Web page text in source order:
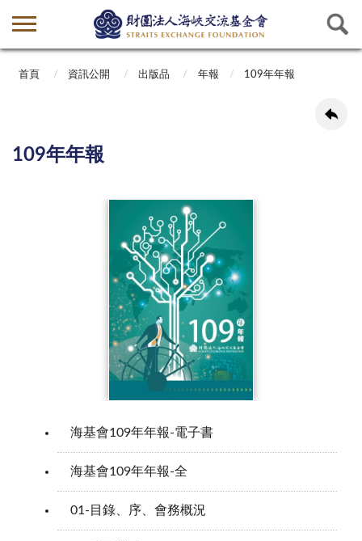
首頁 資訊公開 出版品 年報 109年年報
109年年報
海基會109年年報-電子書
海基會109年年報-全
01-目錄、序、會務概況